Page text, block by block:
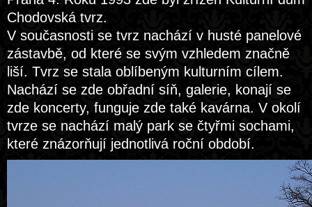
Chodovská tvrz.
V současnosti se tvrz nachází v husté panelové
zástavbě, od které se svým vzhledem značně
liší. Tvrz se stala oblíbeným kulturním cílem.
Nachází se zde obřadní síň, galerie, konají se
zde koncerty, funguje zde také kavárna. V okolí
tvrze se nachází malý park se čtyřmi sochami,
které znázorňují jednotlivá roční období.